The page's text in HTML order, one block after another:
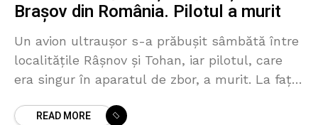
Brașov din România. Pilotul a murit
Un avion ultraușor s-a prăbușit sâmbătă între
localitățile Râșnov și Tohan, iar pilotul, care
era singur în aparatul de zbor, a murit. La fața
READ MORE